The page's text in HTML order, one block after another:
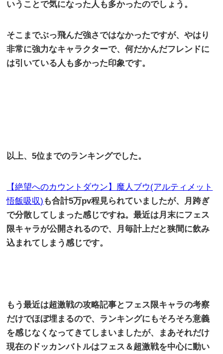
いうことで気になった人も多かったのでしょう。
そこまでぶっ飛んだ強さではなかったですが、やはり
非常に強力なキャラクターで、何だかんだフレンドに
は引いている人も多かった印象です。
以上、5位までのランキングでした。
【絶望へのカウントダウン】魔人ブウ(アルティメット
悟飯吸収) も合計5万pv程見られていましたが、月跨ぎ
で分散してしまった感じですね。最近は月末にフェス
限キャラが公開されるので、月毎計上だと狭間に飲み
込まれてしまう感じです。
もう最近は超激戦の攻略記事とフェス限キャラの考察
だけでほぼ埋まるので、ランキングにもそろそろ意義
を感じなくなってきてしまいましたが、まあそれだけ
現在のドッカンバトルはフェス＆超激戦を中心に動い